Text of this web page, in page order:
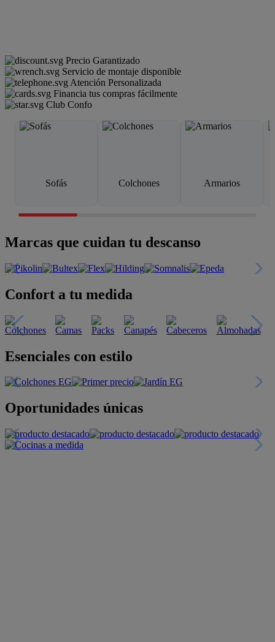
Precio Garantizado
Servicio de montaje disponible
Atención Personalizada
Financia tus compras fácilmente
Club Confo
Sofás Colchones Armarios
Marcas que cuidan tu descanso
Confort a tu medida
Esenciales con estilo
Oportunidades únicas